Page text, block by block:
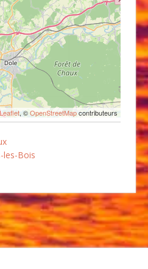
Leaflet, ©OpenStreetMapcontributeurs
les-Bois